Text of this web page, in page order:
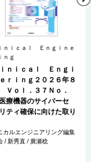
ｎｉｃａｌ Ｅｎｇｉｎｅ
ｎｇ
ｎｉｃａｌ Ｅｎｇｉ
ｒｉｎｇ２０２６年８
Ｖｏｌ．３７Ｎｏ．
療機器のサイバーセ
ティ確保に向けた取り
カルエンジニアリング編集
/ 新秀直 / 廣瀬稔